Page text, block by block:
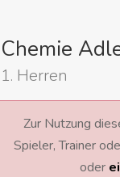
Chemie
1. Herren
Zur Nutzung
Spieler, Trainer
oder